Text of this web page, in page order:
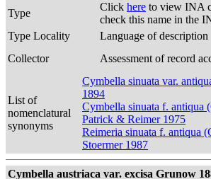
Type
Click here to view INA
check this name in the
Type Locality
Language of description
Collector
Assessment of record
List of
nomenclatural
synonyms
Cymbella sinuata var.
1894
Cymbella sinuata f. antiqua
Patrick & Reimer 1975
Reimeria sinuata f. antiqua
Stoermer 1987
Cymbella austriaca var. excisa Grunow